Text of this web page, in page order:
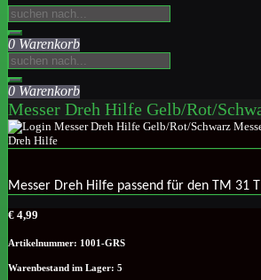
0 Warenkorb
0 Warenkorb
Messer Dreh Hilfe Gelb/Rot/
Messer Dreh Hilfe passend für den TM 31
€ 4,99
Artikelnummer: 1001-GRS
Warenbestand im Lager: 5